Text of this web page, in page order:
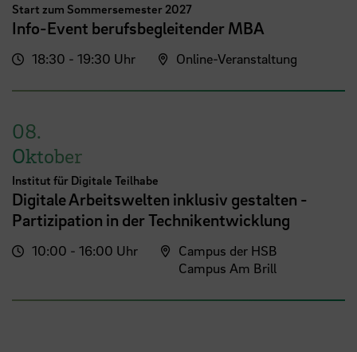
Start zum Sommersemester 2027
Info-Event berufsbegleitender MBA
18:30 - 19:30 Uhr Online-Veranstaltung
08.
Oktober
Institut für Digitale Teilhabe
Digitale Arbeitswelten inklusiv gestalten -
Partizipation in der Technikentwicklung
10:00 - 16:00 Uhr
Campus der HSB
Campus Am Brill